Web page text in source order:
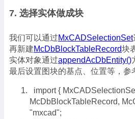
7. 选择实体做成块
我们可以通过MxCADSelectionSet
再新建McDbBlockTableRecord块
实体对象通过appendAcDbEntity()
最后设置图块的基点、位置等，参
import {
McDbBlockTableRecord,
"mxcad";